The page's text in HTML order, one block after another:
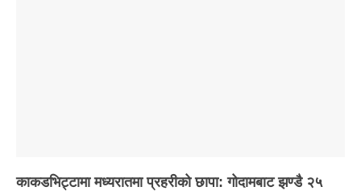
काकडभिट्टामा मध्यरातमा प्रहरीको छापा: गोदामबाट झण्डै २५